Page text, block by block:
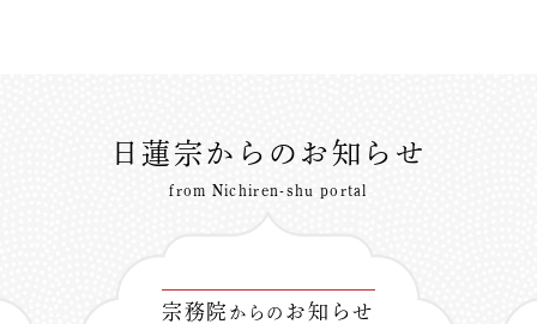
日蓮宗からのお知らせ
from Nichiren-shu portal
宗務院 からの お知らせ